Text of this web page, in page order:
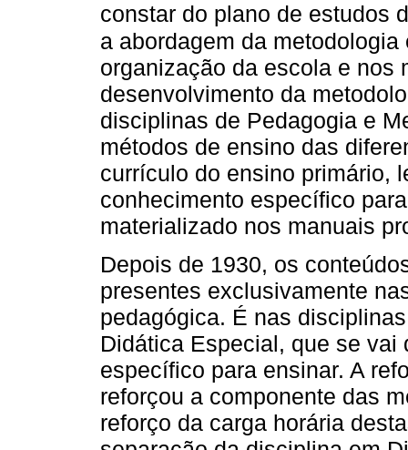
constar do plano de estudos
a abordagem da
organização da escola e nos
desenvolvimento da
disciplinas de Pedagogia e
métodos de ensino das
currículo do ensino primário,
conhecimento específico
materializado nos manuais
Depois de 1930, os
presentes exclusivamente
pedagógica. É nas
Didática Especial, que se
específico para ensinar. A
reforçou a componente das
reforço da carga horária